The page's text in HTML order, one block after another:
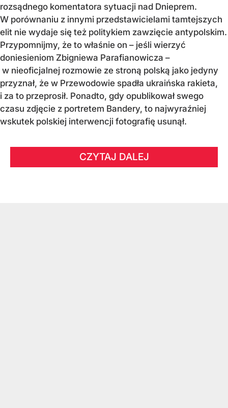
rozsądnego komentatora sytuacji nad Dnieprem.
W porównaniu z innymi przedstawicielami tamtejszych
elit nie wydaje się też politykiem zawzięcie antypolskim.
Przypomnijmy, że to właśnie on – jeśli wierzyć
doniesieniom Zbigniewa Parafianowicza –
w nieoficjalnej rozmowie ze stroną polską jako jedyny
przyznał, że w Przewodowie spadła ukraińska rakieta,
i za to przeprosił. Ponadto, gdy opublikował swego
czasu zdjęcie z portretem Bandery, to najwyraźniej
wskutek polskiej interwencji fotografię usunął.
CZYTAJ DALEJ